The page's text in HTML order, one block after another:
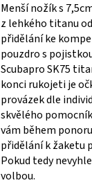
Menší nožík s
z lehkého titanu
přidělání ke
pouzdro s
Scubapro SK75
konci rukojeti je
provázek dle
skvělého
vám během
přidělání k žaketu
Pokud tedy
volbou.